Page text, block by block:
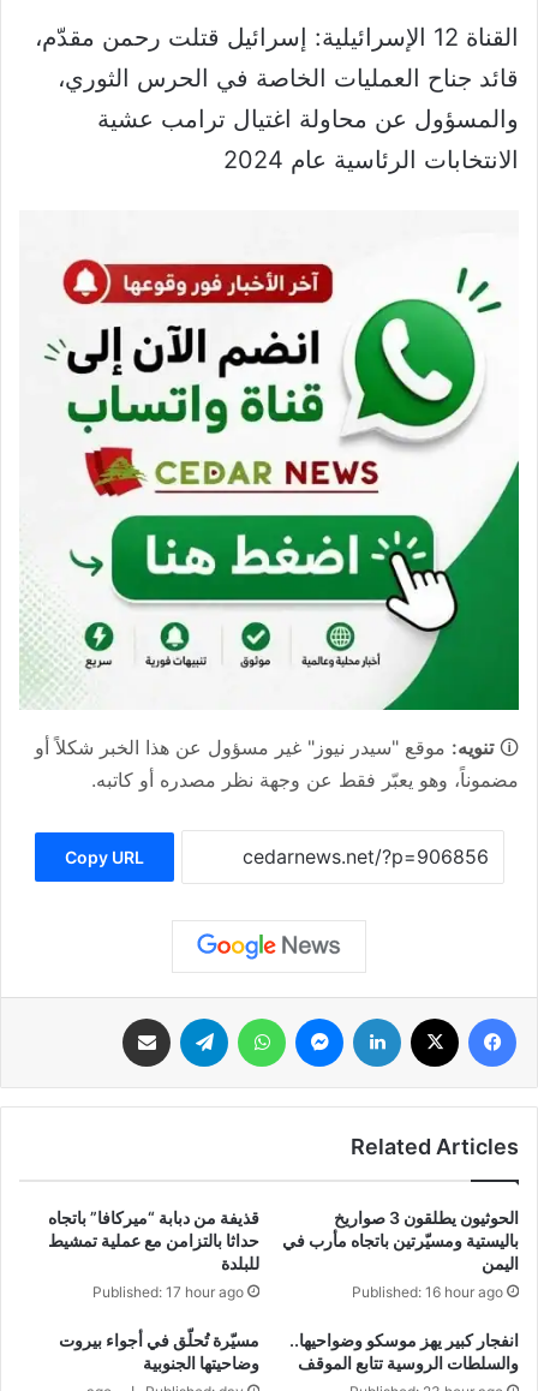
القناة 12 الإسرائيلية: إسرائيل قتلت رحمن مقدّم،
قائد جناح العمليات الخاصة في الحرس الثوري،
والمسؤول عن محاولة اغتيال ترامب عشية
الانتخابات الرئاسية عام 2024
🛈تنويه: موقع "سيدر نيوز" غير مسؤول عن هذا الخبر شكلاً أو
مضموناً، وهو يعبّر فقط عن وجهة نظر مصدره أو كاتبه.
Copy URL
فيسبوك لينكدإن ماسنجر واتساب تيلقرام
Related Articles
الحوثيون يطلقون 3 صواريخ
باليستية ومسيّرتين باتجاه مأرب في
اليمن
Published: 16 hour ago
قذيفة من دبابة “ميركافا” باتجاه
حداثا بالتزامن مع عملية تمشيط
للبلدة
Published: 17 hour ago
انفجار كبير يهز موسكو وضواحيها..
والسلطات الروسية تتابع الموقف
مسيّرة تُحلّق في أجواء بيروت
وضاحيتها الجنوبية